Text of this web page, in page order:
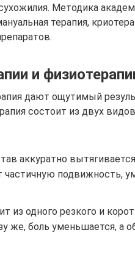
Методика
терапия,
и
дают ощутимый
состоит из двух
аккуратно
подвижность,
из одного резкого и
же, боль уменьшается, а